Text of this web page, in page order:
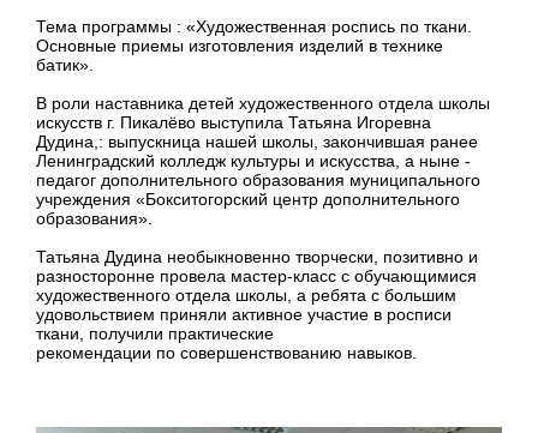
Тема программы : «Художественная роспись по ткани.
Основные приемы изготовления изделий в технике
батик».
В роли наставника детей художественного отдела школы
искусств г. Пикалёво выступила Татьяна Игоревна
Дудина,: выпускница нашей школы, закончившая ранее
Ленинградский колледж культуры и искусства, а ныне -
педагог дополнительного образования муниципального
учреждения «Бокситогорский центр дополнительного
образования».
Татьяна Дудина необыкновенно творчески, позитивно и
разносторонне провела мастер-класс с обучающимися
художественного отдела школы, а ребята с большим
удовольствием приняли активное участие в росписи
ткани, получили практические
рекомендации по совершенствованию навыков.